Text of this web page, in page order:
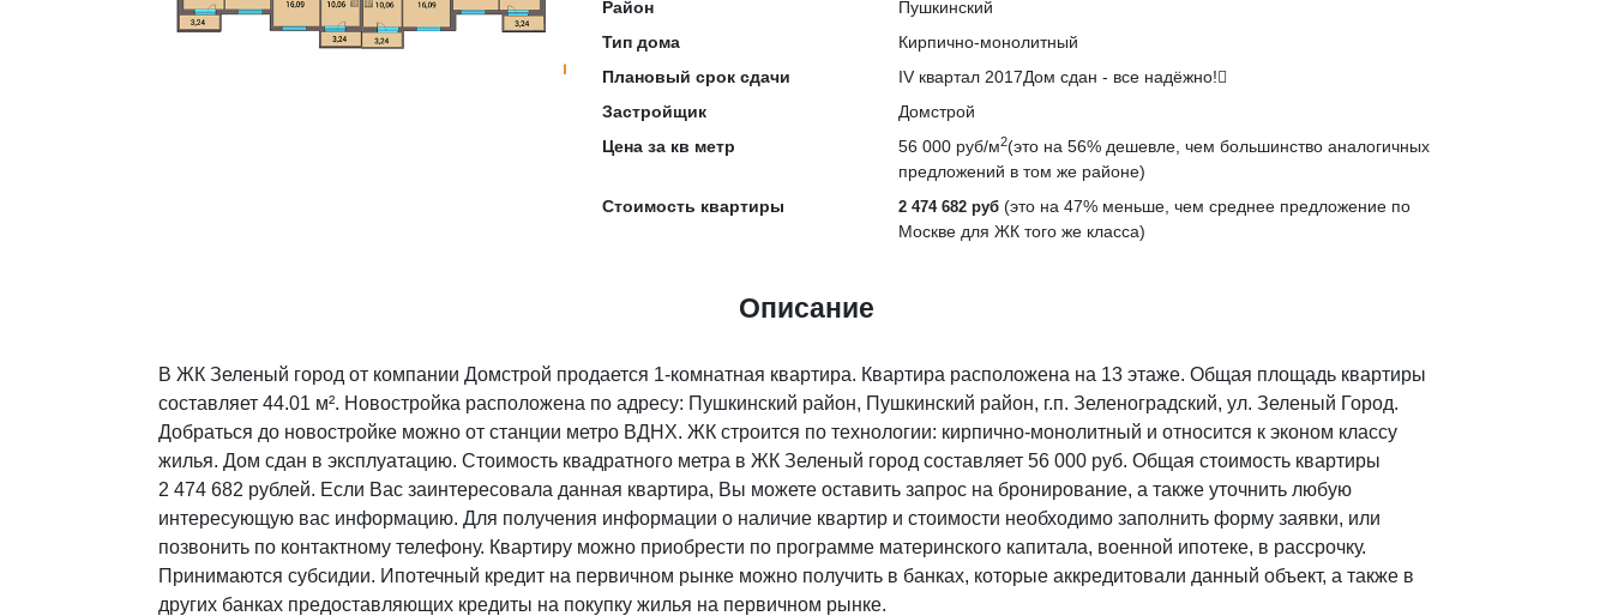
Район
Пушкинский
Тип дома
Кирпично-монолитный
Плановый срок сдачи
IV квартал 2017Дом сдан - все надёжно!
Застройщик
Домстрой
Цена за кв метр
56 000 руб/м2(это на 56% дешевле, чем большинство аналогичных
предложений в том же районе)
Стоимость квартиры
2 474 682 руб (это на 47% меньше, чем среднее предложение по
Москве для ЖК того же класса)
Описание
В ЖК Зеленый город от компании Домстрой продается 1-комнатная квартира. Квартира расположена на 13 этаже. Общая площадь квартиры
составляет 44.01 м². Новостройка расположена по адресу: Пушкинский район, Пушкинский район, г.п. Зеленоградский, ул. Зеленый Город.
Добраться до новостройке можно от станции метро ВДНХ. ЖК строится по технологии: кирпично-монолитный и относится к эконом классу
жилья. Дом сдан в эксплуатацию. Стоимость квадратного метра в ЖК Зеленый город составляет 56 000 руб. Общая стоимость квартиры
2 474 682 рублей. Если Вас заинтересовала данная квартира, Вы можете оставить запрос на бронирование, а также уточнить любую
интересующую вас информацию. Для получения информации о наличие квартир и стоимости необходимо заполнить форму заявки, или
позвонить по контактному телефону. Квартиру можно приобрести по программе материнского капитала, военной ипотеке, в рассрочку.
Принимаются субсидии. Ипотечный кредит на первичном рынке можно получить в банках, которые аккредитовали данный объект, а также в
других банках предоставляющих кредиты на покупку жилья на первичном рынке.